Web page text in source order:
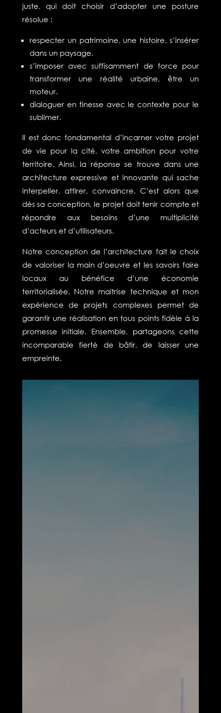
juste, qui doit choisir d’adopter une posture
résolue :
respecter un patrimoine, une histoire, s’insérer
dans un paysage.
s’imposer avec suffisamment de force pour
transformer une réalité urbaine, être un
moteur.
dialoguer en finesse avec le contexte pour le
sublimer.
Il est donc fondamental d’incarner votre projet
de vie pour la cité, votre ambition pour votre
territoire. Ainsi, la réponse se trouve dans une
architecture expressive et innovante qui sache
interpeller, attirer, convaincre. C’est alors que
dès sa conception, le projet doit tenir compte et
répondre aux besoins d’une multiplicité
d’acteurs et d’utilisateurs.
Notre conception de l’architecture fait le choix
de valoriser la main d’oeuvre et les savoirs faire
locaux au bénéfice d’une économie
territorialisée. Notre maitrise technique et mon
expérience de projets complexes permet de
garantir une réalisation en tous points fidèle à la
promesse initiale. Ensemble, partageons cette
incomparable fierté de bâtir, de laisser une
empreinte.